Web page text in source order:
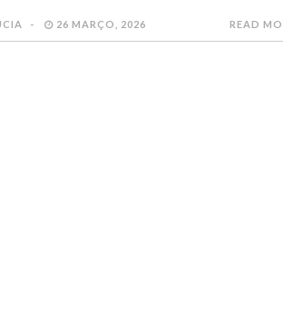
26 MARÇO, 2026 READ